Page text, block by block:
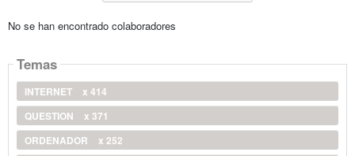
No se han encontrado colaboradores
Temas
INTERNET
x 414
QUESTION
x 371
ORDENADOR
x 252